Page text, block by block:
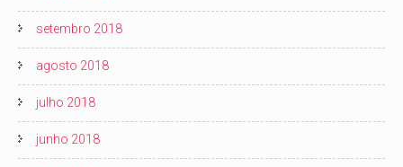
setembro 2018
agosto 2018
julho 2018
junho 2018